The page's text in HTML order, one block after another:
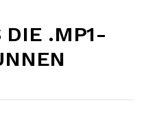
DIE .MP1-